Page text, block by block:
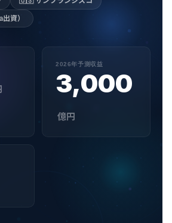
資）
2026年予測収益
3,000
億円